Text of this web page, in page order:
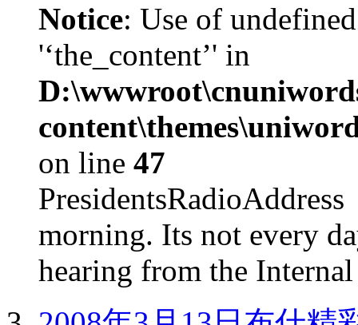
Notice: Use of
'‘the_content’' in
on line 47
morning. Its not every
hearing from the